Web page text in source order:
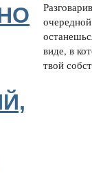
виде, в
твой